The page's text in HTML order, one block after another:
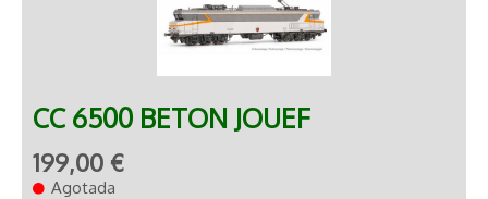
CC 6500 BETON JOUEF
199,00 €
Agotada